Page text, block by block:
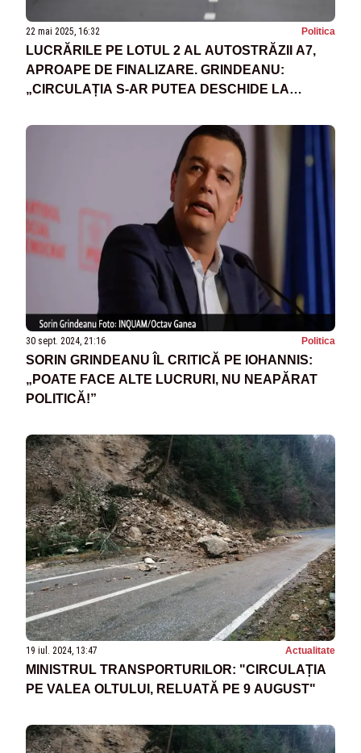
22 mai 2025, 16:32 Politica
LUCRĂRILE PE LOTUL 2 AL AUTOSTRĂZII A7,
APROAPE DE FINALIZARE. GRINDEANU:
„CIRCULAȚIA S-AR PUTEA DESCHIDE LA
30 sept. 2024, 21:16 Politica
SORIN GRINDEANU ÎL CRITICĂ PE IOHANNIS:
„POATE FACE ALTE LUCRURI, NU NEAPĂRAT
POLITICĂ!”
19 iul. 2024, 13:47 Actualitate
MINISTRUL TRANSPORTURILOR: "CIRCULAȚIA
PE VALEA OLTULUI, RELUATĂ PE 9 AUGUST"